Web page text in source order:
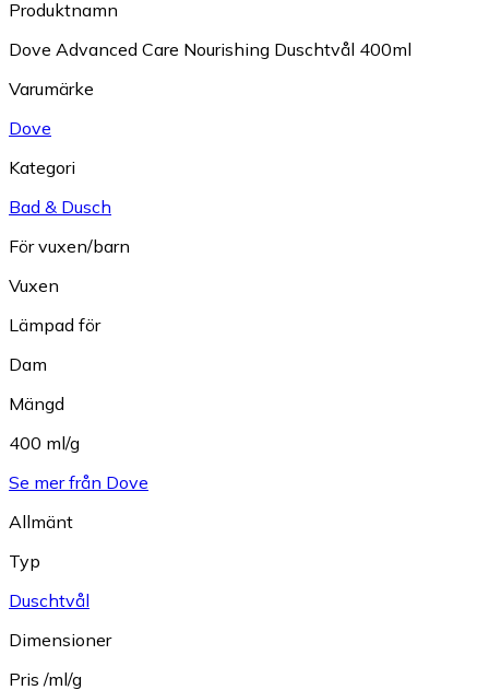
Produktnamn
Dove Advanced Care Nourishing Duschtvål 400ml
Varumärke
Dove
Kategori
Bad & Dusch
För vuxen/barn
Vuxen
Lämpad för
Dam
Mängd
400 ml/g
Se mer från Dove
Allmänt
Typ
Duschtvål
Dimensioner
Pris /ml/g